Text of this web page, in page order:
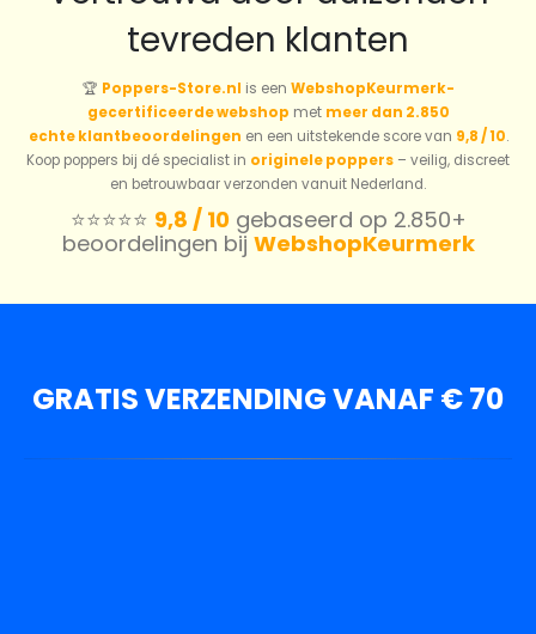
tevreden klanten
🏆 Poppers-Store.nl is een WebshopKeurmerk-
gecertificeerde webshop met meer dan 2.850
echte klantbeoordelingen en een uitstekende score van 9,8 / 10.
Koop poppers bij dé specialist in originele poppers – veilig, discreet
en betrouwbaar verzonden vanuit Nederland.
⭐️⭐️⭐️⭐️⭐️ 9,8 / 10gebaseerd op 2.850+
beoordelingen bij WebshopKeurmerk
GRATIS VERZENDING VANAF € 70